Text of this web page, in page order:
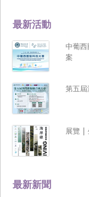
最新新聞
最新活動
中葡
案
第五
展覽 |